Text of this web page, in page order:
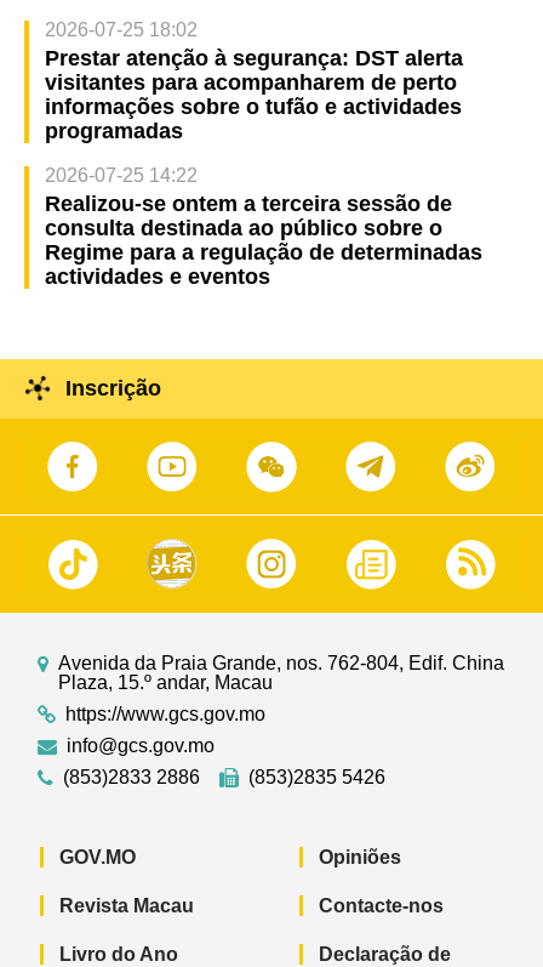
2026-07-25 18:02
Prestar atenção à segurança: DST alerta
visitantes para acompanharem de perto
informações sobre o tufão e actividades
programadas
2026-07-25 14:22
Realizou-se ontem a terceira sessão de
consulta destinada ao público sobre o
Regime para a regulação de determinadas
actividades e eventos
Inscrição
Avenida da Praia Grande, nos. 762-804, Edif. China
Plaza, 15.º andar, Macau
https://www.gcs.gov.mo
info@gcs.gov.mo
(853)2833 2886
(853)2835 5426
GOV.MO
Revista Macau
Livro do Ano
Opiniões
Contacte-nos
Declaração de